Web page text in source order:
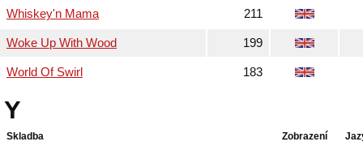
Whiskey'n Mama 211
Woke Up With Wood 199
World Of Swirl 183
Y
Skladba Zobrazení